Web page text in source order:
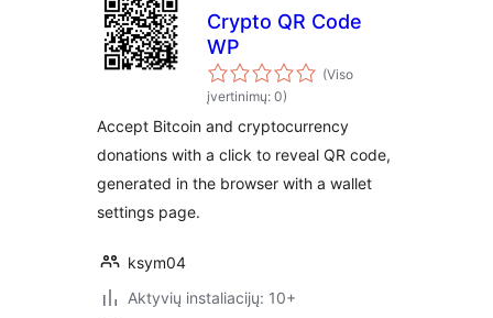
Crypto QR Code
WP
(Viso
įvertinimų: 0)
Accept Bitcoin and cryptocurrency
donations with a click to reveal QR code,
generated in the browser with a wallet
settings page.
ksym04
Aktyvių instaliacijų: 10+